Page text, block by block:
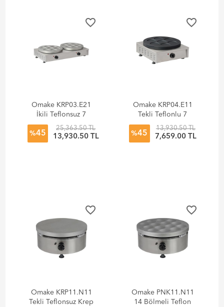
favorite_border
Omake KRP03.E21
İkili Teflonsuz 7
Bölmeli Krep
Makinesi, Elektrikli
%45
25,363.50 TL
13,930.50 TL
favorite_border
Omake KRP04.E11
Tekli Teflonlu 7
Bölmeli Krep
Makinesi, Elektrikli
%45
13,930.50 TL
7,659.00 TL
favorite_border
Omake KRP11.N11
Tekli Teflonsuz Krep
favorite_border
Omake PNK11.N11
14 Bölmeli Teflon